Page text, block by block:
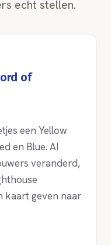
echt stellen.
of
een Yellow
en Blue. AI
veranderd,
kaart geven naar